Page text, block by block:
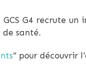
GCS G4 recrute un
santé.
" pour découvrir